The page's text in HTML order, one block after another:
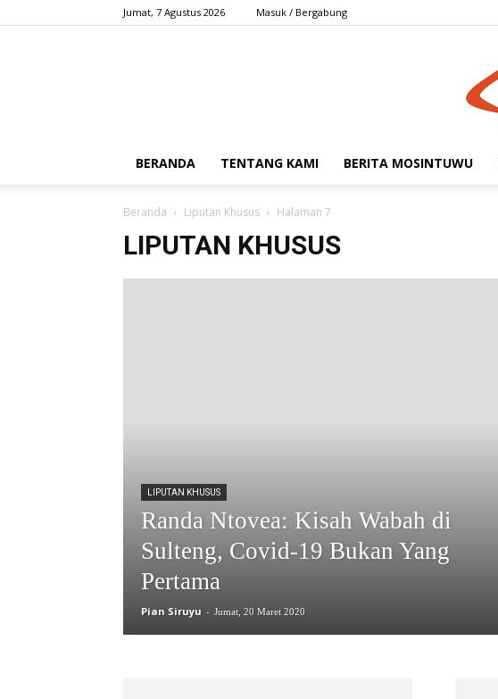
Jumat, 7 Agustus 2026 Masuk / Bergabung
BERANDA TENTANG KAMI BERITA MOSINTUWU
Beranda Liputan Khusus Halaman 7
LIPUTAN KHUSUS
LIPUTAN KHUSUS
Randa Ntovea: Kisah Wabah di
Sulteng, Covid-19 Bukan Yang
Pertama
Pian Siruyu - Jumat, 20 Maret 2020